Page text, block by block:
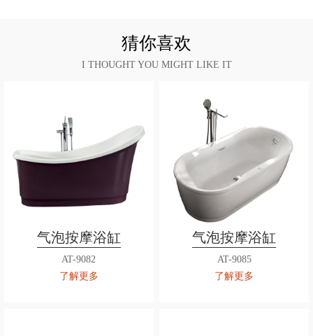
猜你喜欢
I THOUGHT YOU MIGHT LIKE IT
气泡按摩浴缸
AT-9082
了解更多
气泡按摩浴缸
AT-9085
了解更多